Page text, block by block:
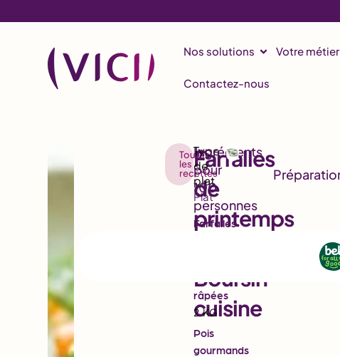
Nos solutions Votre métier
Contactez-nous
Toutes
les
recettes
Farfalles
de
printemps
Boursin®
cuisine
Plat
Farfalles
râpées
2 KG
Pois
gourmands